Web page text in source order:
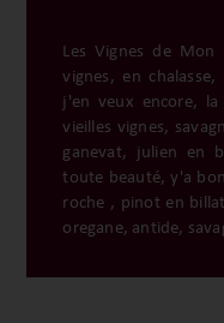
Les Vignes de Mon
vignes, en
j'en veux encore, la
vieilles vignes,
ganevat, julien en
toute beauté, y'a
roche , pinot en
oregane, antide,